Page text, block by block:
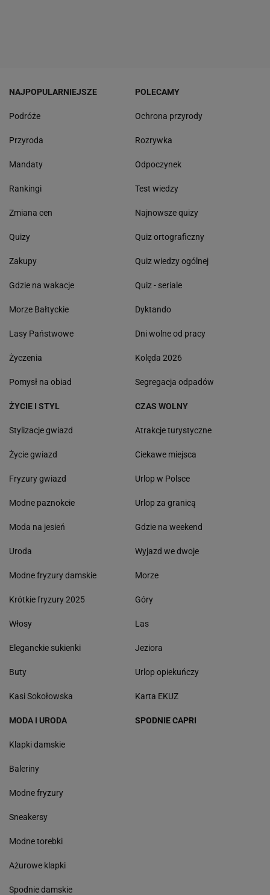
NAJPOPULARNIEJSZE
Podróże
Przyroda
Mandaty
Rankingi
Zmiana cen
Quizy
Zakupy
Gdzie na wakacje
Morze Bałtyckie
Lasy Państwowe
Życzenia
Pomysł na obiad
POLECAMY
Ochrona przyrody
Rozrywka
Odpoczynek
Test wiedzy
Najnowsze quizy
Quiz ortograficzny
Quiz wiedzy ogólnej
Quiz - seriale
Dyktando
Dni wolne od pracy
Kolęda 2026
Segregacja odpadów
ŻYCIE I STYL
Stylizacje gwiazd
Życie gwiazd
Fryzury gwiazd
Modne paznokcie
Moda na jesień
Uroda
Modne fryzury damskie
Krótkie fryzury 2025
Włosy
Eleganckie sukienki
Buty
Kasi Sokołowska
CZAS WOLNY
Atrakcje turystyczne
Ciekawe miejsca
Urlop w Polsce
Urlop za granicą
Gdzie na weekend
Wyjazd we dwoje
Morze
Góry
Las
Jeziora
Urlop opiekuńczy
Karta EKUZ
MODA I URODA
Klapki damskie
Baleriny
Modne fryzury
Sneakersy
Modne torebki
Ażurowe klapki
Spodnie damskie
SPODNIE CAPRI